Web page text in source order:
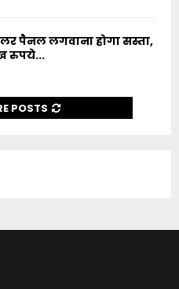
पैनल लगवाना होगा सस्ता,
रुपये...
POSTS